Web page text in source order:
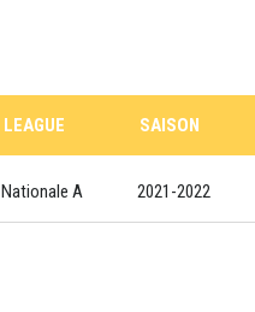
LEAGUE SAISON
Nationale A 2021-2022